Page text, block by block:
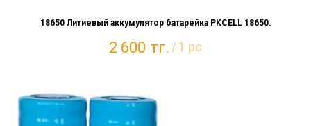
18650 Литиевый аккумулятор батарейка PKCELL 18650.
2 600 тг. / 1 pc